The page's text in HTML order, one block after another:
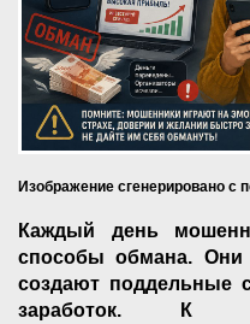
Изображение сгенерировано с
Каждый день
способы обмана. Они
создают поддельные
заработок. К